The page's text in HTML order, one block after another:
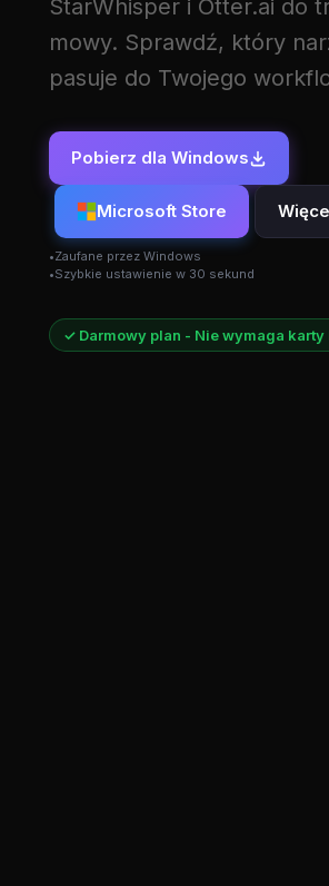
StarWhisper i Otter.ai do
mowy. Sprawdź, który
pasuje do Twojego
Pobierz dla Windows
Microsoft Store
Zaufane przez Windows
Szybkie ustawienie w 30 sekund
✓ Darmowy plan - Nie wymaga